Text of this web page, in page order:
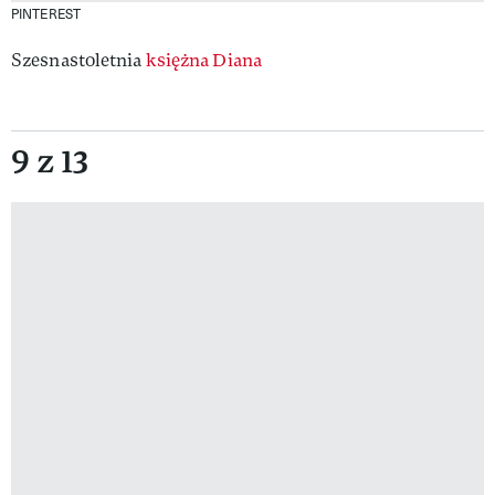
PINTEREST
Szesnastoletniaksiężna Diana
9 z 13